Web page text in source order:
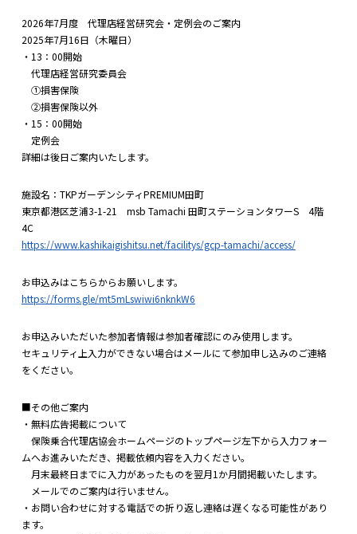
2026年7月度 代理店経営研究会・定例会のご案内
2025年7月16日（木曜日）
・13：00開始
代理店経営研究委員会
①損害保険
②損害保険以外
・15：00開始
定例会
詳細は後日ご案内いたします。
施設名：TKPガーデンシティPREMIUM田町
東京都港区芝浦3-1-21 msb Tamachi 田町ステーションタワーS 4階
4C
https://www.kashikaigishitsu.net/facilitys/gcp-tamachi/access/
お申込みはこちらからお願いします。
https://forms.gle/mt5mLswiwi6nknkW6
お申込みいただいた参加者情報は参加者確認にのみ使用します。
セキュリティ上入力ができない場合はメールにて参加申し込みのご連絡
をください。
■その他ご案内
・無料広告掲載について
保険乗合代理店協会ホームページのトップページ左下から入力フォー
ムへお進みいただき、掲載依頼内容を入力ください。
月末最終日までに入力があったものを翌月1か月間掲載いたします。
メールでのご案内は行いません。
・お問い合わせに対する電話での折り返し連絡は遅くなる可能性があり
ます。